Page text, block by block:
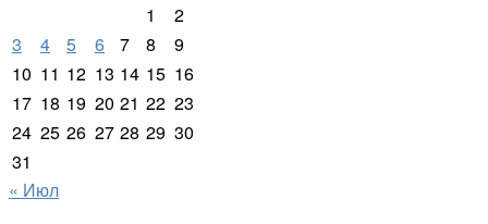
1
2
3
4 5 6 7 8
9
10 11 12 13 14 15 16
17 18 19 20 21 22 23
24 25 26 27 28 29 30
31
« Июл